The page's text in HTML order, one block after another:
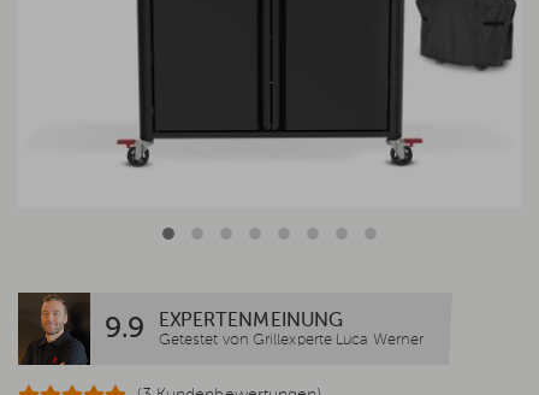
9.9 EXPERTENMEINUNG
Getestet von Grillexperte Luca Werner